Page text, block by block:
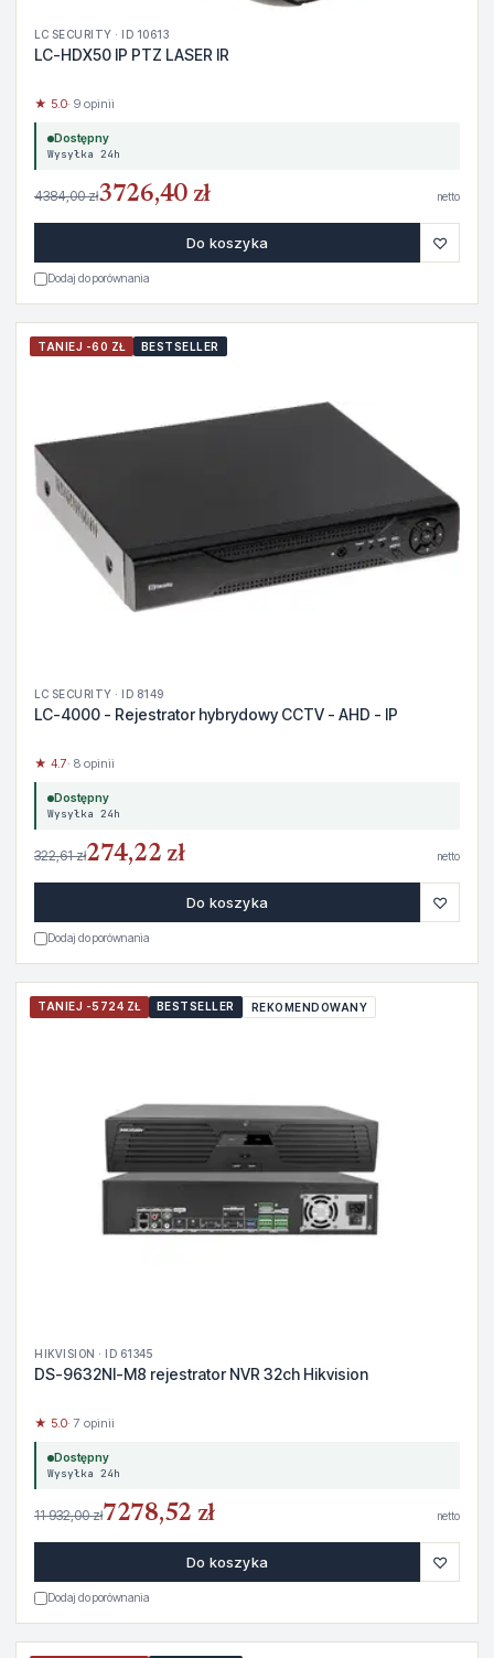
LC SECURITY · ID 10613
LC-HDX50 IP PTZ LASER IR
★ 5.0· 9 opinii
Dostępny
Wysyłka 24h
4384,00 zł3726,40 zł netto
Do koszyka ♡
Dodaj do porównania
TANIEJ -60 ZŁ BESTSELLER
LC SECURITY · ID 8149
LC-4000 - Rejestrator hybrydowy CCTV - AHD - IP
★ 4.7· 8 opinii
Dostępny
Wysyłka 24h
322,61 zł274,22 zł netto
Do koszyka ♡
Dodaj do porównania
TANIEJ -5724 ZŁ BESTSELLER REKOMENDOWANY
HIKVISION · ID 61345
DS-9632NI-M8 rejestrator NVR 32ch Hikvision
★ 5.0· 7 opinii
Dostępny
Wysyłka 24h
11 932,00 zł7278,52 zł netto
Do koszyka ♡
Dodaj do porównania